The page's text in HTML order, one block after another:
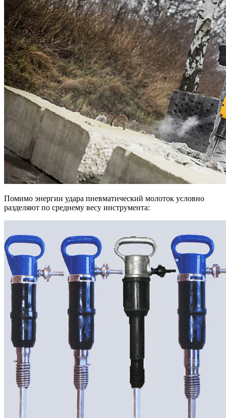
Помимо энергии удара пневматический молоток условно
разделяют по среднему весу инструмента: